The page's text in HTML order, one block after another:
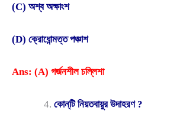
(C) অশ্ব অক্ষাংশ
(D) ক্রোধোন্মত্ত পঞ্চাশ
Ans: (A) গর্জনশীল চল্লিশা
কোন্‌টি নিয়তবায়ুর উদাহরণ ?